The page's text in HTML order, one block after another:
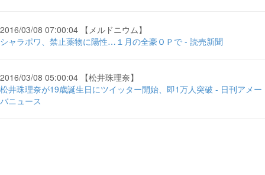
2016/03/08 07:00:04 【メルドニウム】
シャラポワ、禁止薬物に陽性…１月の全豪ＯＰで - 読売新聞
2016/03/08 05:00:04 【松井珠理奈】
松井珠理奈が19歳誕生日にツイッター開始、即1万人突破 - 日刊アメー
バニュース